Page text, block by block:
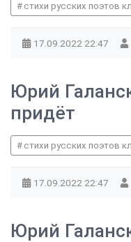
стихи русских поэтов
17.09.2022 22:47
Юрий
придёт
стихи русских поэтов
17.09.2022 22:47
Юрий